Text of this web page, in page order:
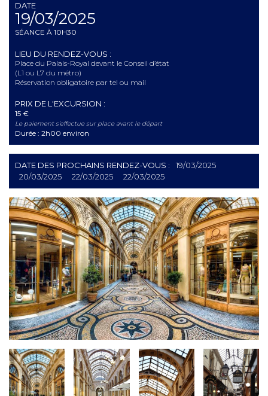
DATE
19/03/2025
SÉANCE À 10H30
LIEU DU RENDEZ-VOUS :
Place du Palais-Royal devant le Conseil d’état
(L1 ou L7 du métro)
Réservation obligatoire par tel ou mail
PRIX DE L'EXCURSION :
15 €
Le paiement s’effectue sur place avant le départ
Durée : 2h00 environ
DATE DES PROCHAINS RENDEZ-VOUS :
19/03/2025
20/03/2025
22/03/2025 22/03/2025